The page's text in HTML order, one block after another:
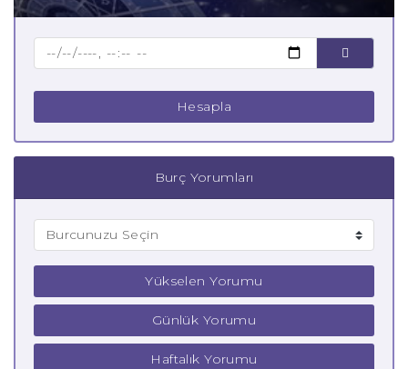
Hesapla
Burç Yorumları
Yükselen Yorumu
Günlük Yorumu
Haftalık Yorumu